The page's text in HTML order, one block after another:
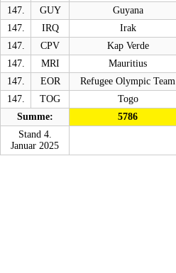
147.
GUY Guyana
147.
IRQ Irak
147.
CPV Kap Verde
147.
MRI Mauritius
147.
EOR Refugee Olympic Team
147.
TOG Togo
Summe:
5786
Stand 4.
Januar 2025